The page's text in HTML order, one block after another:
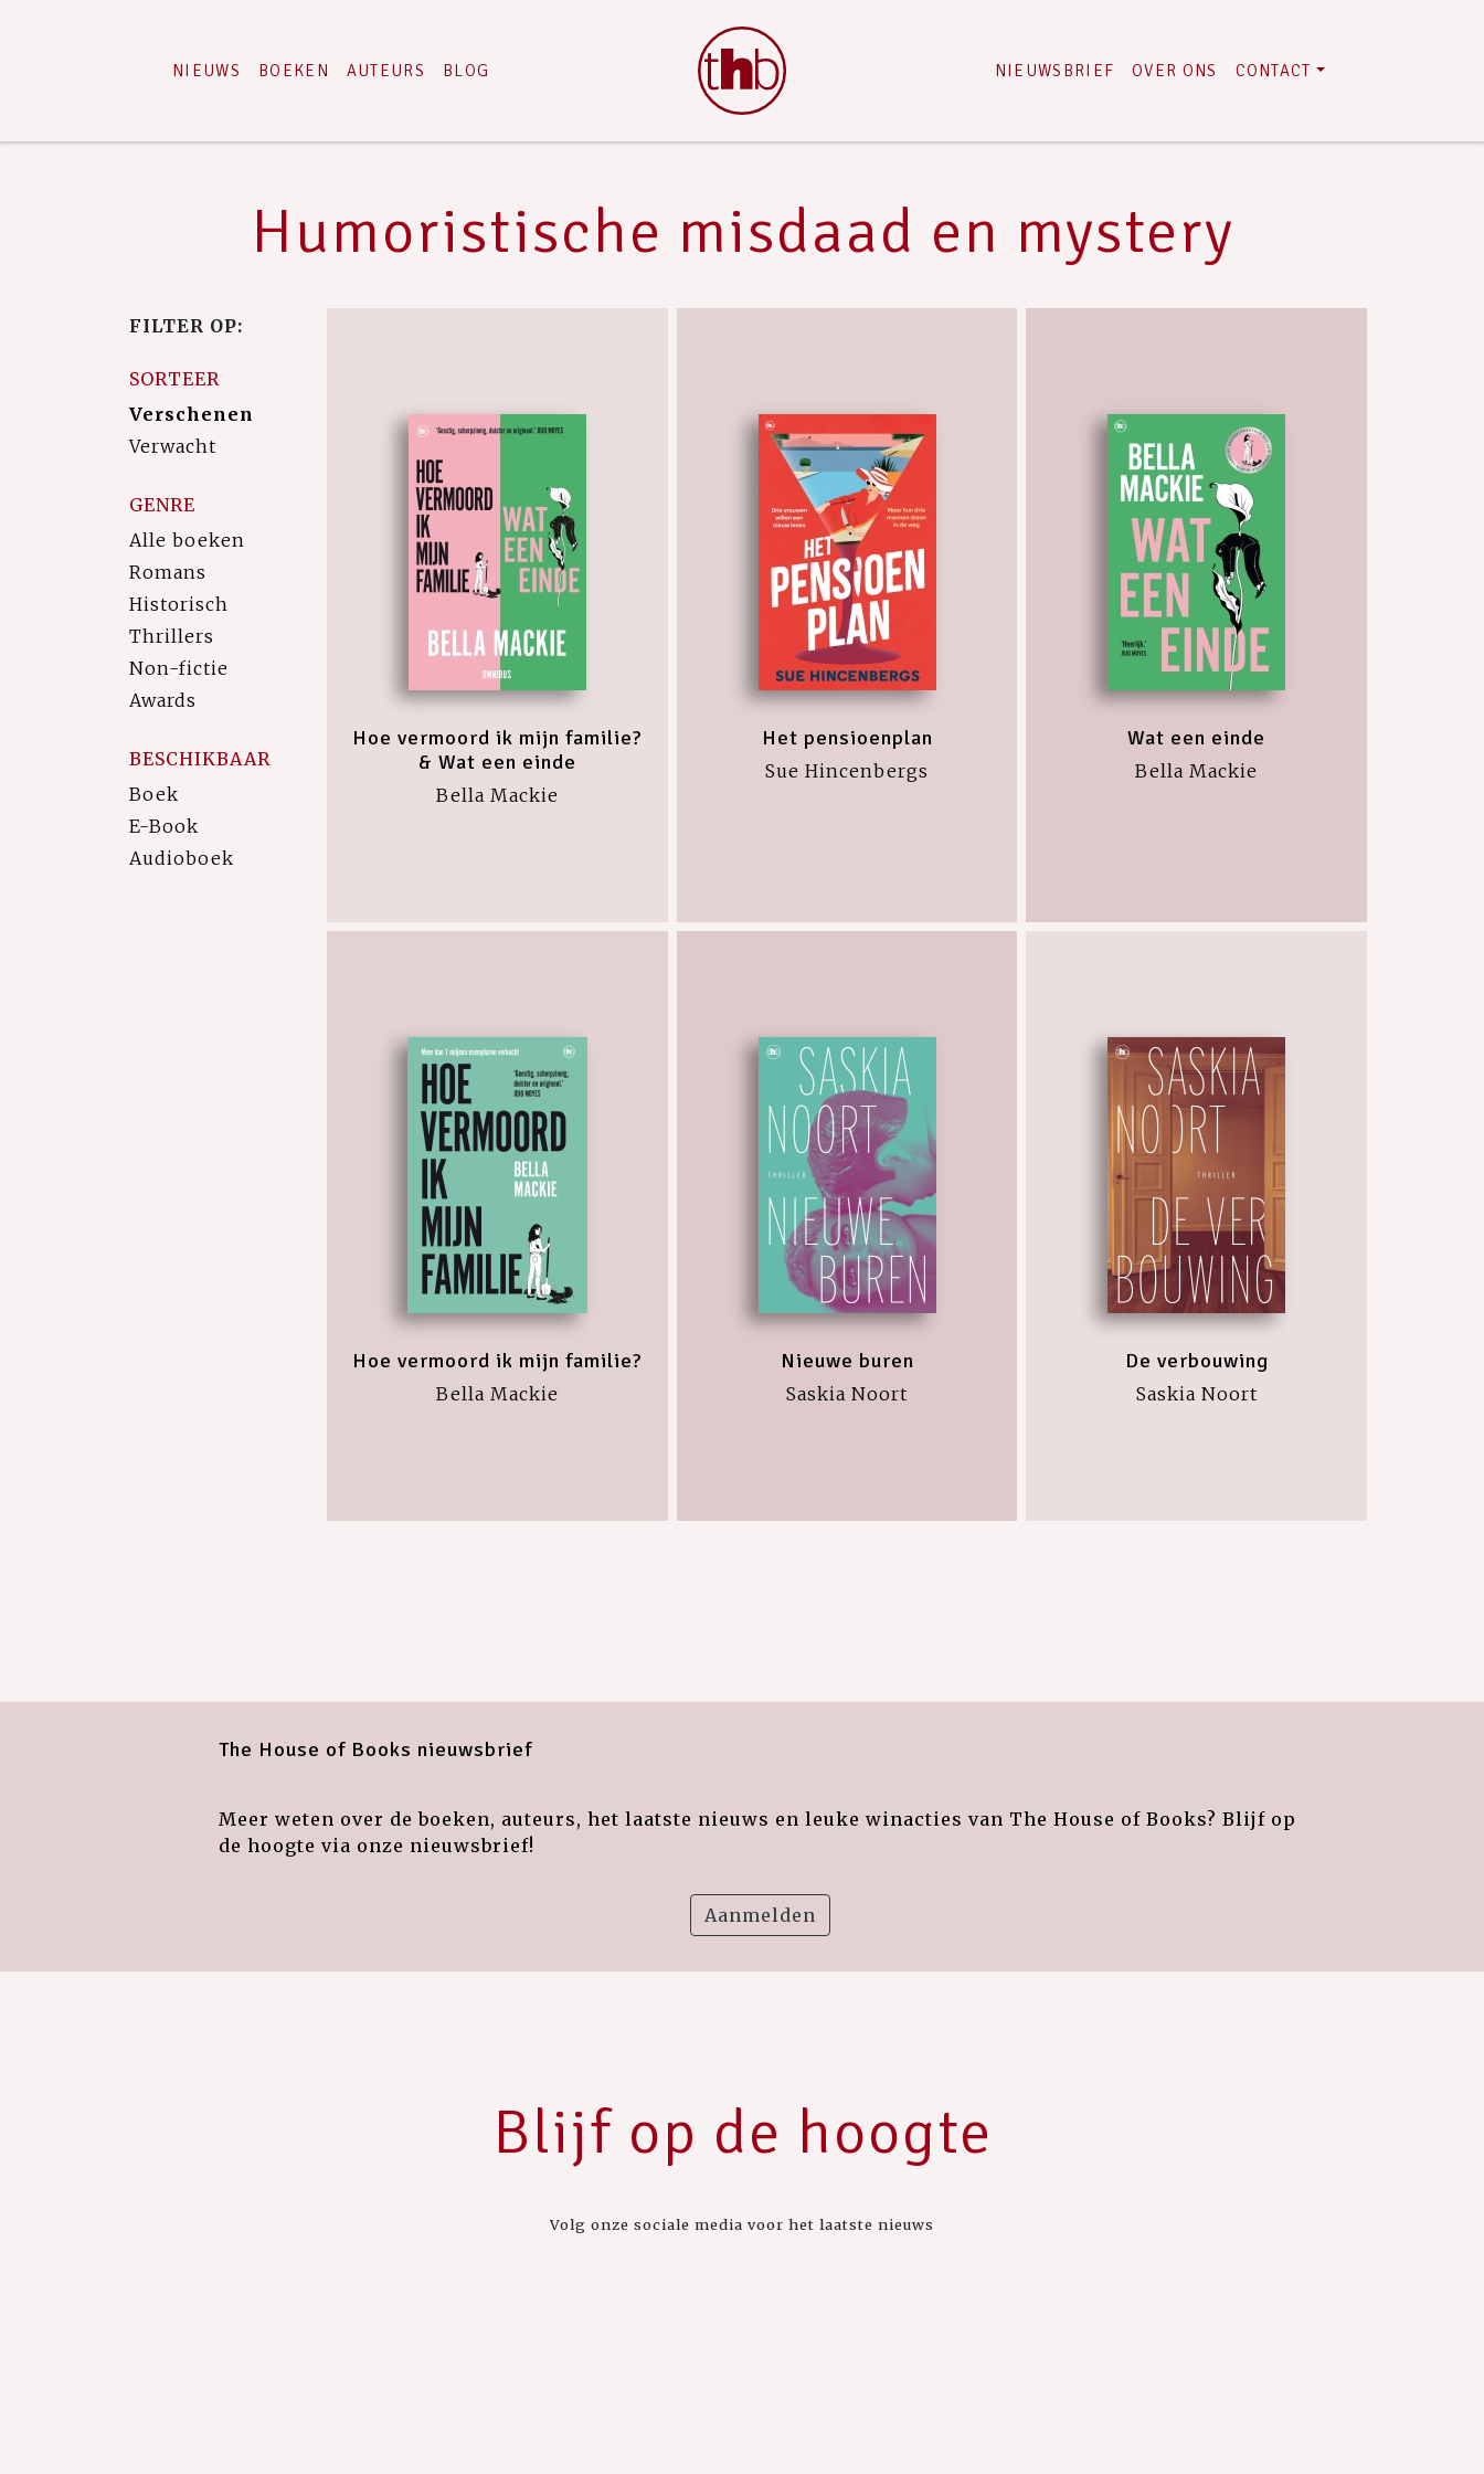
NIEUWS BOEKEN AUTEURS BLOG NIEUWSBRIEF OVER ONS CONTACT
Humoristische misdaad en mystery
FILTER OP:
SORTEER
Verschenen
Verwacht
GENRE
Alle boeken
Romans
Historisch
Thrillers
Non-fictie
Awards
BESCHIKBAAR
Boek
E-Book
Audioboek
Hoe vermoord ik mijn familie?
& Wat een einde
Bella Mackie
Het pensioenplan
Sue Hincenbergs
Wat een einde
Bella Mackie
Hoe vermoord ik mijn familie?
Bella Mackie
Nieuwe buren
Saskia Noort
De verbouwing
Saskia Noort
The House of Books nieuwsbrief
Meer weten over de boeken, auteurs, het laatste nieuws en leuke winacties van The House of Books? Blijf op
de hoogte via onze nieuwsbrief!
Aanmelden
Blijf op de hoogte
Volg onze sociale media voor het laatste nieuws